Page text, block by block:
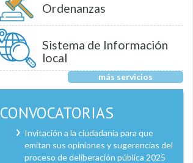
Ordenanzas
Sistema de Información
local
más servicios
CONVOCATORIAS
Invitación a la ciudadanía para que
emitan sus opiniones y sugerencias del
proceso de deliberación pública 2025